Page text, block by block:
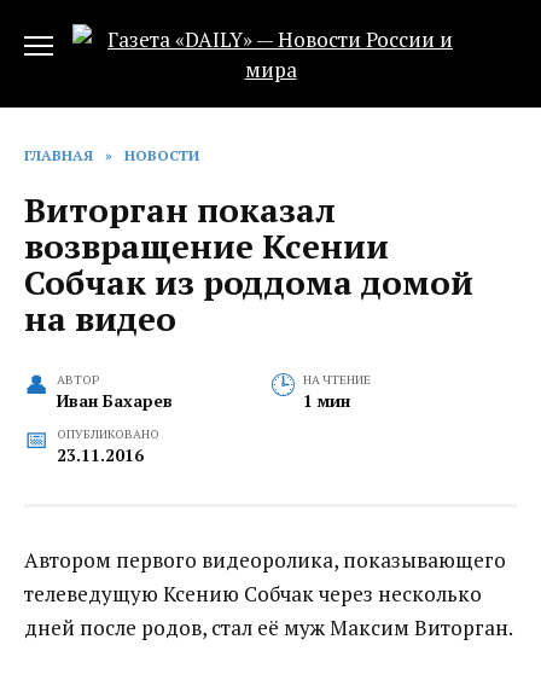
ГЛАВНАЯ » НОВОСТИ
Виторган показал
возвращение Ксении
Собчак из роддома домой
на видео
АВТОР
Иван Бахарев
НА ЧТЕНИЕ
1 мин
ОПУБЛИКОВАНО
23.11.2016
Автором первого видеоролика, показывающего
телеведущую Ксению Собчак через несколько
дней после родов, стал её муж Максим Виторган.